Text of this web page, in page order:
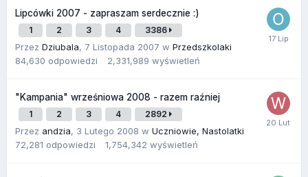
Lipcówki 2007 - zapraszam serdecznie :)
1 2 3 4 3386
Przez Dziubala, 7 Listopada 2007 w Przedszkolaki
84,630 odpowiedzi 2,331,989 wyświetleń
"Kampania" wrześniowa 2008 - razem raźniej
1 2 3 4 2892
Przez andzia, 3 Lutego 2008 w Uczniowie, Nastolatki
72,281 odpowiedzi 1,754,342 wyświetleń